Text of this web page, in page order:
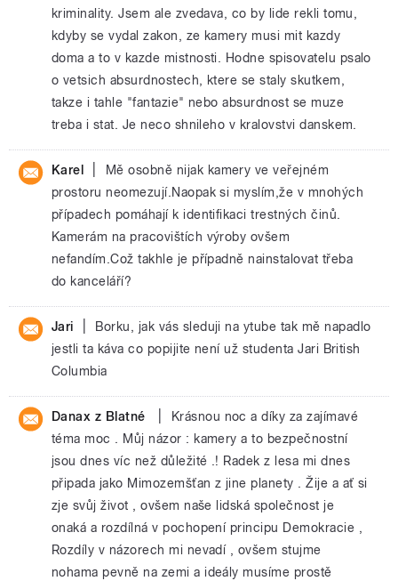
kriminality. Jsem ale zvedava, co by lide rekli tomu,
kdyby se vydal zakon, ze kamery musi mit kazdy
doma a to v kazde mistnosti. Hodne spisovatelu psalo
o vetsich absurdnostech, ktere se staly skutkem,
takze i tahle "fantazie" nebo absurdnost se muze
treba i stat. Je neco shnileho v kralovstvi danskem.
Karel
Mě osobně nijak kamery ve veřejném
prostoru neomezují.Naopak si myslím,že v mnohých
případech pomáhají k identifikaci trestných činů.
Kamerám na pracovištích výroby ovšem
nefandím.Což takhle je případně nainstalovat třeba
do kanceláří?
Jari
Borku, jak vás sleduji na ytube tak mě napadlo
jestli ta káva co popijite není už studenta Jari British
Columbia
Danax z Blatné
Krásnou noc a díky za zajímavé
téma moc . Můj názor : kamery a to bezpečnostní
jsou dnes víc než důležité .! Radek z lesa mi dnes
připada jako Mimozemšťan z jine planety . Žije a ať si
zje svůj život , ovšem naše lidská společnost je
onaká a rozdílná v pochopení principu Demokracie ,
Rozdíly v názorech mi nevadí , ovšem stujme
nohama pevně na zemi a ideály musíme prostě